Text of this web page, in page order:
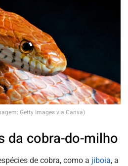
Getty Images via Canva)
da cobra-do-milho
de cobra, como a jiboia, a